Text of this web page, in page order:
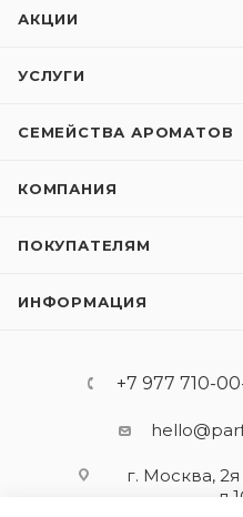
АКЦИИ
УСЛУГИ
СЕМЕЙСТВА АРОМАТОВ
КОМПАНИЯ
ПОКУПАТЕЛЯМ
ИНФОРМАЦИЯ
+7 977 710-
г. Москва,